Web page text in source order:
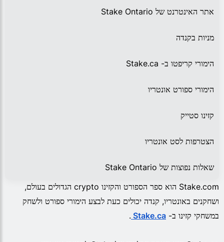
אתר האינטרנט של Stake Ontario
מניות בקנדה
הימורי קריפטו ב- Stake.ca
הימורי ספורט אונטריו
קזינו סטייק
הצטרפות לסט אונטריו
שאלות נפוצות של Stake Ontario
Stake.com הוא ספר הספורט והקזינו crypto הגדולים בעולם,
ושחקנים באונטריו, קנדה יכולים כעת לבצע הימורי ספורט ולשחק
במשחקי קזינו ב- Stake.ca
.